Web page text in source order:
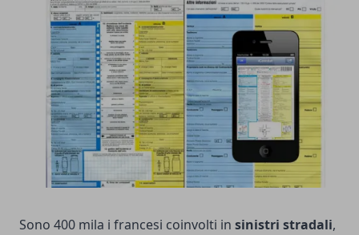
Sono 400 mila i francesi coinvolti in sinistri stradali,